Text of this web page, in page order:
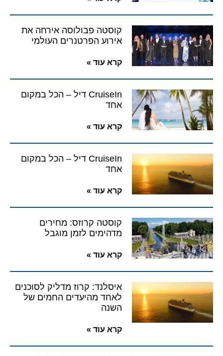
קוסטה פבולוסה אירחה את
אירוע הפרטנרים העולמי
קרא עוד »
CruiseIn דיל – הכל במקום
אחד
קרא עוד »
CruiseIn דיל – הכל במקום
אחד
קרא עוד »
קוסטה קרוזס: מחירים
מדהימים לזמן מוגבל
קרא עוד »
איסלנד: קרוז מדליק לסוכנים
לאחד מהיעדים החמים של
השנה
קרא עוד »